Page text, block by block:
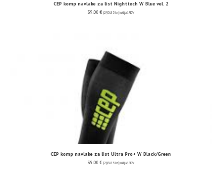
CEP komp navlake za list Nighttech W Blue vel. 2
39.00 € (293.85 kn) uključ. PDV
CEP komp navlake za list Ultra Pro+ W Black/Green
39.00 € (293.85 kn) uključ. PDV